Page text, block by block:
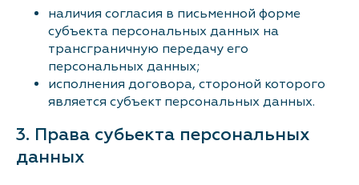
наличия согласия в письменной форме
субъекта персональных данных на
трансграничную передачу его
персональных данных;
исполнения договора, стороной которого
является субъект персональных данных.
3. Права субьекта персональных
данных